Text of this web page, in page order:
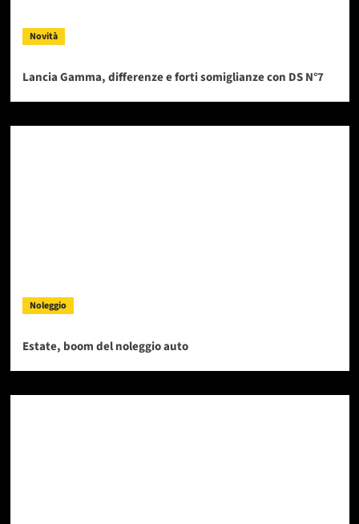
Novità
Lancia Gamma, differenze e forti somiglianze con DS N°7
Noleggio
Estate, boom del noleggio auto